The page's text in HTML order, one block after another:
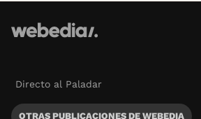
Directo al Paladar
OTRAS PUBLICACIONES DE WEBEDIA